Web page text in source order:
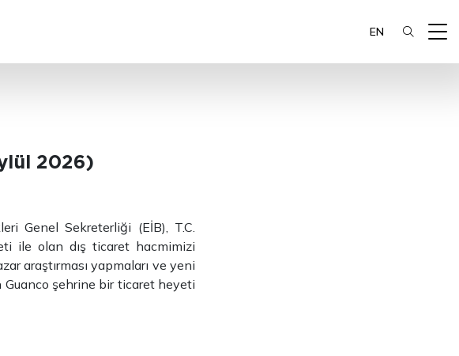
EN
2026)
Genel Sekreterliği (EİB), T.C.
ile olan dış ticaret hacmimizi
araştırması yapmaları ve yeni
Guanco şehrine bir ticaret heyeti